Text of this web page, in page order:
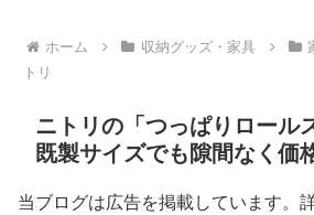
ホーム 収納グッズ・家具
トリ
ニトリの「つっぱりロール
既製サイズでも隙間なく価
当ブログは広告を掲載しています。